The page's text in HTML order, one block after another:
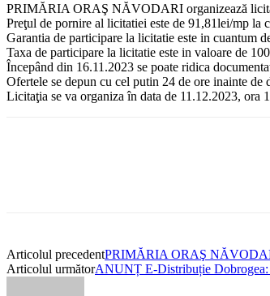
PRIMĂRIA ORAŞ NĂVODARI organizează
Preţul de pornire al licitatiei este de 91,81lei/mp la
Garantia de participare la licitatie este in cuantum
Taxa de participare la licitatie este in valoare de
Începând din 16.11.2023 se poate ridica
Ofertele se depun cu cel putin 24 de ore inainte
Licitaţia se va organiza în data de 11.12.2023, ora
Articolul precedentPRIMĂRIA ORAŞ NĂVODARI
Articolul următorANUNȚ E-Distribuție Dobrogea: